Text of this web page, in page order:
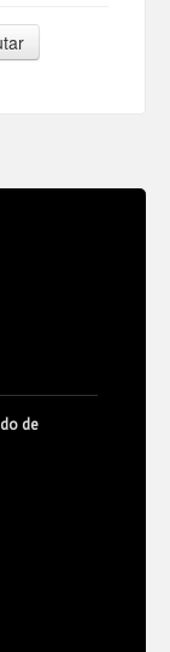
de